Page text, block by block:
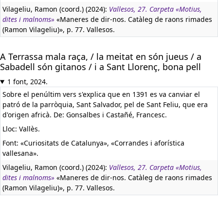
Vilageliu, Ramon (coord.) (2024): Vallesos, 27. Carpeta «Motius,
dites i malnoms» «Maneres de dir-nos. Catàleg de raons rimades
(Ramon Vilageliu)», p. 77. Vallesos.
A Terrassa mala raça, / la meitat en són jueus / a
Sabadell són gitanos / i a Sant Llorenç, bona pell
1 font, 2024.
Sobre el penúltim vers s'explica que en 1391 es va canviar el
patró de la parròquia, Sant Salvador, pel de Sant Feliu, que era
d'origen africà. De: Gonsalbes i Castañé, Francesc.
Lloc: Vallès.
Font: «Curiositats de Catalunya», «Corrandes i aforística
vallesana».
Vilageliu, Ramon (coord.) (2024): Vallesos, 27. Carpeta «Motius,
dites i malnoms» «Maneres de dir-nos. Catàleg de raons rimades
(Ramon Vilageliu)», p. 77. Vallesos.